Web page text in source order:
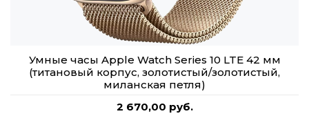
Умные часы Apple Watch Series 10 LTE 42 мм
(титановый корпус, золотистый/золотистый,
миланская петля)
2 670,00 руб.